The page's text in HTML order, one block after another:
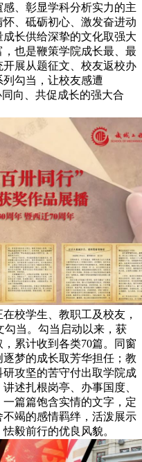
、彰显学科分析实力的主
、砥砺初心、激发奋进动
长供给深挚的文化取强大
也是鞭策学院成长最、最
展从题征文、校友返校办
勾当，让校友感遭
向、共促成长的强大合
校学生、教职工及校友，
勾当。勾当启动以来，获
累计收到各类70篇。同窗
梦的成长取芳华担任；教
攻坚的苦守付出取学院成
述扎根岗亭、办事国度、
篇篇饱含实情的文字，定
竭的感情羁绊，活泼展示
毅前行的优良风貌。